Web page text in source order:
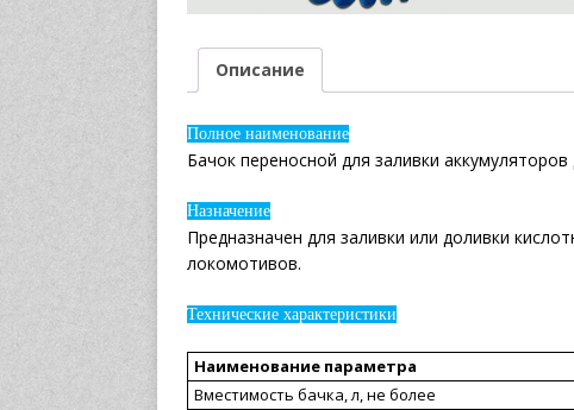
Описание
Полное наименование
Бачок переносной для заливки
Назначение
Предназначен для заливки или доливки
локомотивов.
Технические характеристики
Наименование параметра
Вместимость бачка, л, не более